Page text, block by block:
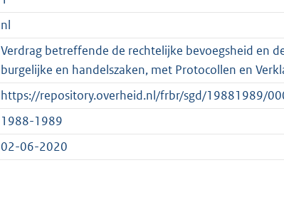
nl
Verdrag betreffende de rechtelijke bevoegsheid en
burgelijke en handelszaken, met Protocollen en
https://repository.overheid.nl/frbr/sgd/19881989/
1988-1989
02-06-2020